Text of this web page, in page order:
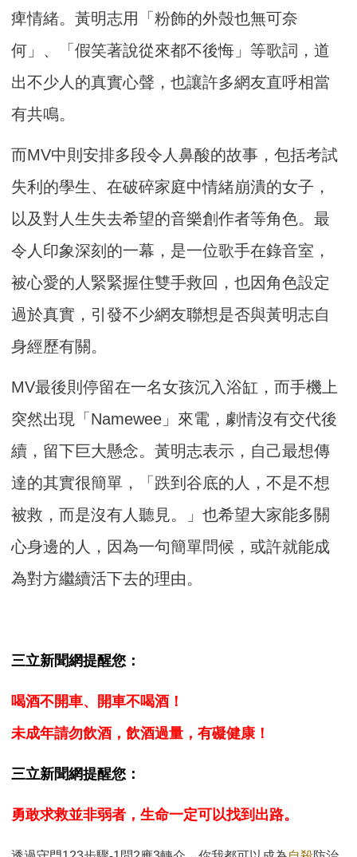
痺情緒。黃明志用「粉飾的外殼也無可奈
何」、「假笑著說從來都不後悔」等歌詞，道
出不少人的真實心聲，也讓許多網友直呼相當
有共鳴。
而MV中則安排多段令人鼻酸的故事，包括考試
失利的學生、在破碎家庭中情緒崩潰的女子，
以及對人生失去希望的音樂創作者等角色。最
令人印象深刻的一幕，是一位歌手在錄音室，
被心愛的人緊緊握住雙手救回，也因角色設定
過於真實，引發不少網友聯想是否與黃明志自
身經歷有關。
MV最後則停留在一名女孩沉入浴缸，而手機上
突然出現「Namewee」來電，劇情沒有交代後
續，留下巨大懸念。黃明志表示，自己最想傳
達的其實很簡單，「跌到谷底的人，不是不想
被救，而是沒有人聽見。」也希望大家能多關
心身邊的人，因為一句簡單問候，或許就能成
為對方繼續活下去的理由。
三立新聞網提醒您：
喝酒不開車、開車不喝酒！
未成年請勿飲酒，飲酒過量，有礙健康！
三立新聞網提醒您：
勇敢求救並非弱者，生命一定可以找到出路。